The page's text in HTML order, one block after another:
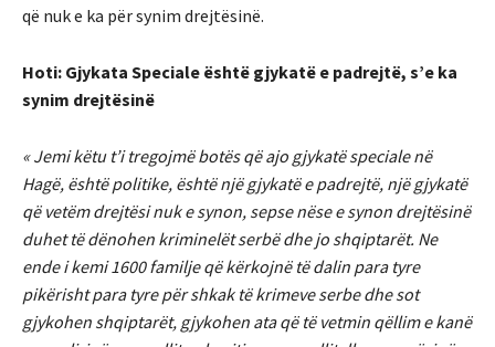
që nuk e ka për synim drejtësinë.
Hoti: Gjykata Speciale është gjykatë e padrejtë, s’e ka
synim drejtësinë
« Jemi këtu t’i tregojmë botës që ajo gjykatë speciale në
Hagë, është politike, është një gjykatë e padrejtë, një gjykatë
që vetëm drejtësi nuk e synon, sepse nëse e synon drejtësinë
duhet të dënohen kriminelët serbë dhe jo shqiptarët. Ne
ende i kemi 1600 familje që kërkojnë të dalin para tyre
pikërisht para tyre për shkak të krimeve serbe dhe sot
gjykohen shqiptarët, gjykohen ata që të vetmin qëllim e kanë